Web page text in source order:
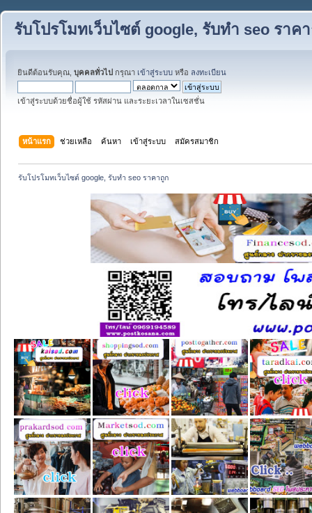
รับโปรโมทเว็บไซต์ google, รับทำ seo ราค
ยินดีต้อนรับคุณ, บุคคลทั่วไป กรุณา เข้าสู่ระบบ หรือ ลงทะเบียน
เข้าสู่ระบบด้วยชื่อผู้ใช้ รหัสผ่าน และระยะเวลาในเซสชั่น
หน้าแรก ช่วยเหลือ ค้นหา เข้าสู่ระบบ สมัครสมาชิก
รับโปรโมทเว็บไซต์ google, รับทำ seo ราคาถูก